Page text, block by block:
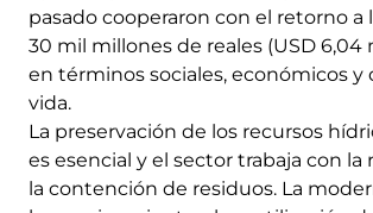
pasado cooperaron con el retorno a
30 mil millones de reales (USD 6,04
en términos sociales, económicos y
vida.
La preservación de los recursos
es esencial y el sector trabaja con la
la contención de residuos. La